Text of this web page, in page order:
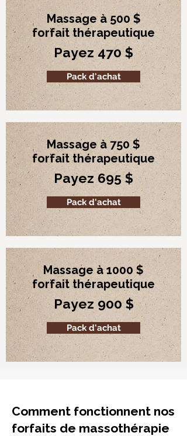
Massage à 500 $
forfait thérapeutique
Payez 470 $
Pack d'achat
Massage à 750 $
forfait thérapeutique
Payez 695 $
Pack d'achat
Massage à 1000 $
forfait thérapeutique
Payez 900 $
Pack d'achat
Comment fonctionnent nos
forfaits de massothérapie